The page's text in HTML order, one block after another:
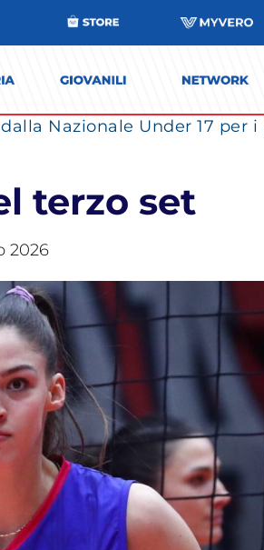
Nazionale Under 17 per
terzo set
2026